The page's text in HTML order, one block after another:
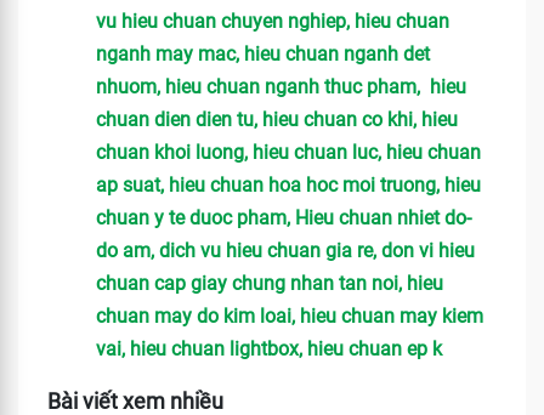
vu hieu chuan chuyen nghiep, hieu chuan
nganh may mac, hieu chuan nganh det
nhuom, hieu chuan nganh thuc pham, hieu
chuan dien dien tu, hieu chuan co khi, hieu
chuan khoi luong, hieu chuan luc, hieu chuan
ap suat, hieu chuan hoa hoc moi truong, hieu
chuan y te duoc pham, Hieu chuan nhiet do-
do am, dich vu hieu chuan gia re, don vi hieu
chuan cap giay chung nhan tan noi, hieu
chuan may do kim loai, hieu chuan may kiem
vai, hieu chuan lightbox, hieu chuan ep k
Bài viết xem nhiều